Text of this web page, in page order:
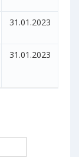
31.01.2023
31.01.2023